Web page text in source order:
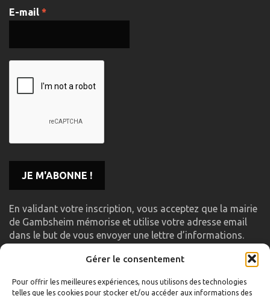
Gérer le consentement
Pour offrir les meilleures expériences, nous utilisons des technologies
telles que les cookies pour stocker et/ou accéder aux informations des
E-mail *
En validant votre inscription, vous acceptez que la mairie
de Gambsheim mémorise et utilise votre adresse email
dans le but de vous envoyer une lettre d’informations.
LIENS UTILES